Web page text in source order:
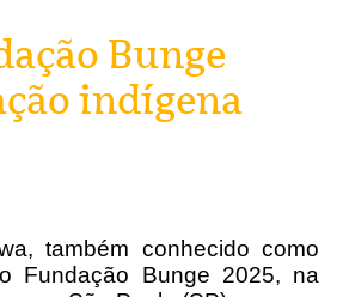
Bunge
indígena
também conhecido como
Fundação Bunge 2025, na